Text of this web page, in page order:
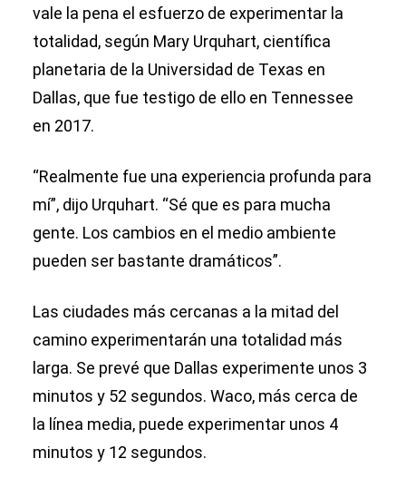
vale la pena el esfuerzo de experimentar la
totalidad, según Mary Urquhart, científica
planetaria de la Universidad de Texas en
Dallas, que fue testigo de ello en Tennessee
en 2017.
“Realmente fue una experiencia profunda para
mí”, dijo Urquhart. “Sé que es para mucha
gente. Los cambios en el medio ambiente
pueden ser bastante dramáticos”.
Las ciudades más cercanas a la mitad del
camino experimentarán una totalidad más
larga. Se prevé que Dallas experimente unos 3
minutos y 52 segundos. Waco, más cerca de
la línea media, puede experimentar unos 4
minutos y 12 segundos.